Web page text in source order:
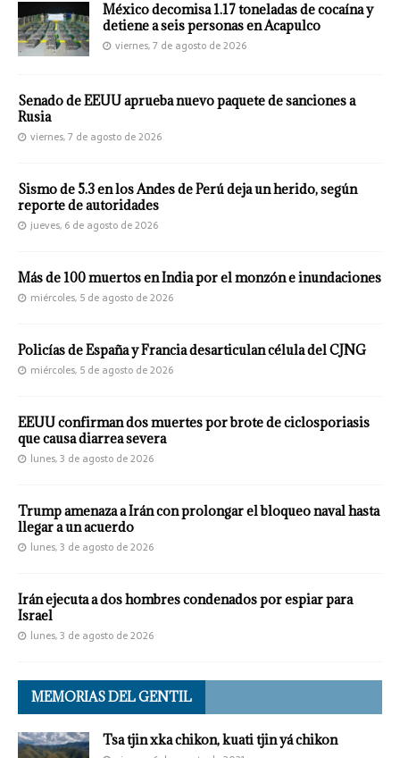
México decomisa 1.17 toneladas de cocaína y
detiene a seis personas en Acapulco
viernes, 7 de agosto de 2026
Senado de EEUU aprueba nuevo paquete de sanciones a
Rusia
viernes, 7 de agosto de 2026
Sismo de 5.3 en los Andes de Perú deja un herido, según
reporte de autoridades
jueves, 6 de agosto de 2026
Más de 100 muertos en India por el monzón e inundaciones
miércoles, 5 de agosto de 2026
Policías de España y Francia desarticulan célula del CJNG
miércoles, 5 de agosto de 2026
EEUU confirman dos muertes por brote de ciclosporiasis
que causa diarrea severa
lunes, 3 de agosto de 2026
Trump amenaza a Irán con prolongar el bloqueo naval hasta
llegar a un acuerdo
lunes, 3 de agosto de 2026
Irán ejecuta a dos hombres condenados por espiar para
Israel
lunes, 3 de agosto de 2026
MEMORIAS DEL GENTIL
Tsa tjin xka chikon, kuati tjin yá chikon